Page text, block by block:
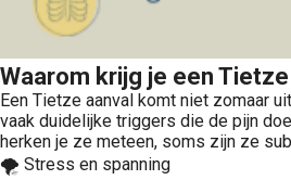
Waarom krijg je een
Een Tietze aanval komt niet zomaar
vaak duidelijke triggers die de pijn
herken je ze meteen, soms zijn ze
🌪️ Stress en spanning